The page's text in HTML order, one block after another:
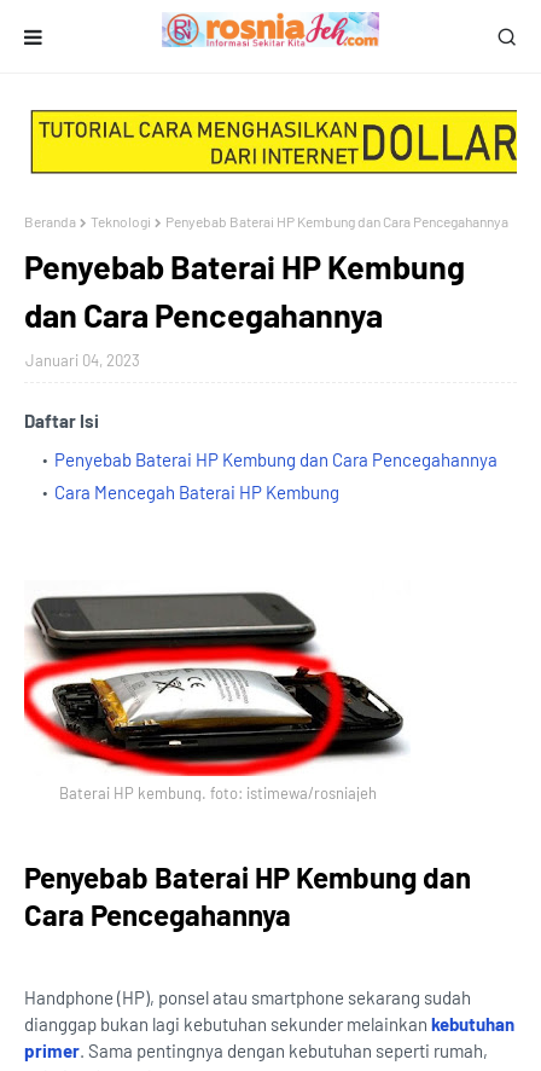
Beranda Teknologi Penyebab Baterai HP Kembung dan Cara Pencegahannya
Penyebab Baterai HP Kembung
dan Cara Pencegahannya
Januari 04, 2023
Daftar Isi
Penyebab Baterai HP Kembung dan Cara Pencegahannya
Cara Mencegah Baterai HP Kembung
Baterai HP kembung. foto: istimewa/rosniajeh
Penyebab Baterai HP Kembung dan
Cara Pencegahannya
Handphone (HP), ponsel atau smartphone sekarang sudah
dianggap bukan lagi kebutuhan sekunder melainkan kebutuhan
primer. Sama pentingnya dengan kebutuhan seperti rumah,